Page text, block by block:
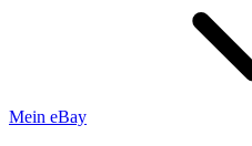
Mein eBay